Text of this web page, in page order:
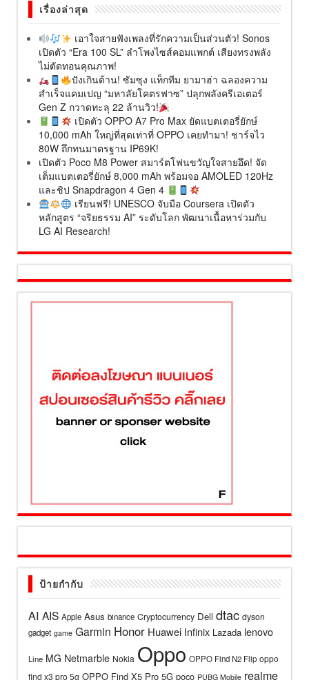
เรื่องล่าสุด
เอาใจสายฟังเพลงที่รักความเป็นส่วนตัว! Sonos
เปิดตัว “Era 100 SL” ลำโพงไซส์คอมแพกต์ เสียงทรงพลัง
ไม่ตัดทอนคุณภาพ!
ปังเกินต้าน! ซัมซุง แท็กทีม ยามาฮ่า ฉลองความ
สำเร็จแคมเปญ “มหาลัยโคตรฟาซ” ปลุกพลังครีเอเตอร์
Gen Z กวาดทะลุ 22 ล้านวิว!
เปิดตัว OPPO A7 Pro Max ยัดแบตเตอรี่ยักษ์
10,000 mAh ใหญ่ที่สุดเท่าที่ OPPO เคยทำมา! ชาร์จไว
80W ถึกทนมาตรฐาน IP69K!
เปิดตัว Poco M8 Power สมาร์ตโฟนขวัญใจสายอึด! จัด
เต็มแบตเตอรี่ยักษ์ 8,000 mAh พร้อมจอ AMOLED 120Hz
และชิป Snapdragon 4 Gen 4
เรียนฟรี! UNESCO จับมือ Coursera เปิดตัว
หลักสูตร “จริยธรรม AI” ระดับโลก พัฒนาเนื้อหาร่วมกับ
LG AI Research!
ป้ายกำกับ
AI AIS Apple Asus binance Cryptocurrency Dell dtac dyson
gadget game Garmin Honor Huawei Infinix Lazada lenovo
Line MG Netmarble Nokia Oppo OPPO Find N2 Flip oppo
find x3 pro 5g OPPO Find X5 Pro 5G poco PUBG Mobile realme